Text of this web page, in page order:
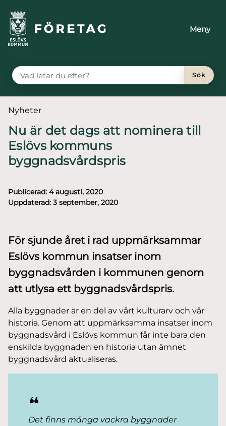
till innehåll
huvudmeny
Meny
VAD LETAR DU EFTER?
Sök
Du är här:
Nyheter
Nu är det dags att nominera till
Eslövs kommuns
byggnadsvårdspris
Publicerad: 4 augusti, 2020
Uppdaterad: 3 september, 2020
För sjunde året i rad uppmärksammar
Eslövs kommun insatser inom
byggnadsvården i kommunen genom
att utlysa ett byggnadsvårdspris.
Alla byggnader är en del av vårt kulturarv och vår
historia. Genom att uppmärksamma insatser inom
byggnadsvård i Eslövs kommun får inte bara den
enskilda byggnaden en historia utan ämnet
byggnadsvård aktualiseras.
Det finns många vackra byggnader